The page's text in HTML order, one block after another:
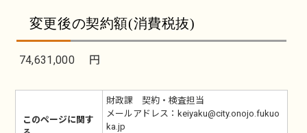
変更後の契約額(消費税抜)
74,631,000 円
このページに関す
財政課 契約・検査担当
メールアドレス：keiyaku@city.onojo.fukuo
ka.jp